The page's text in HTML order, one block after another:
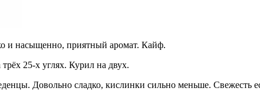
и насыщенно, приятный аромат. Кайф.
25-х углях. Курил на двух.
Довольно сладко, кислинки сильно меньше. Свежесть